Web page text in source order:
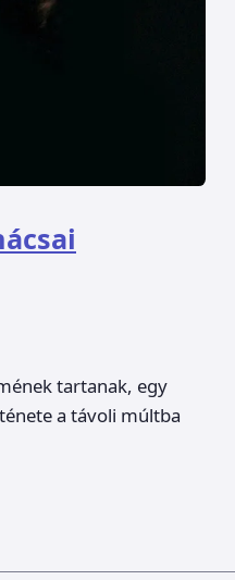
tartanak, egy
a távoli múltba